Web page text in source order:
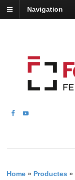
Navigation
Home » Productes »